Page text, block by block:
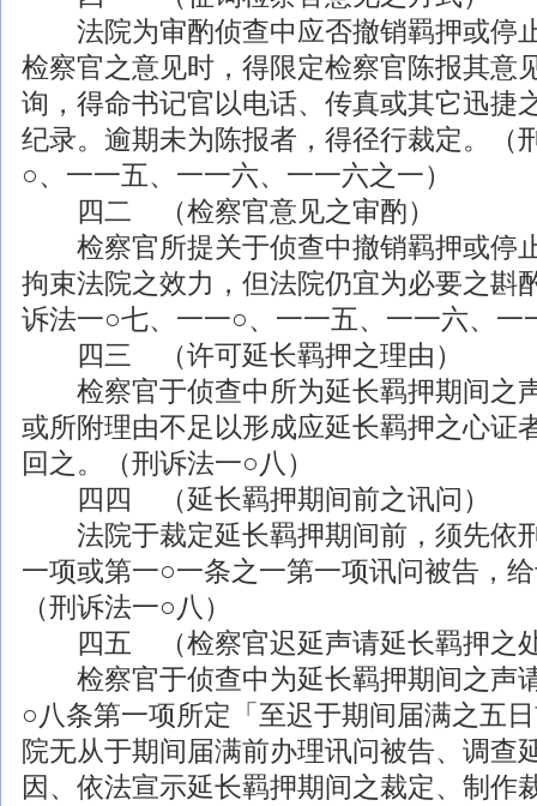
法院为审酌侦查中应否撤销羁押或停
检察官之意见时，得限定检察官陈报其意
询，得命书记官以电话、传真或其它迅捷
纪录。逾期未为陈报者，得径行裁定。（
○、一一五、一一六、一一六之一）
四二 （检察官意见之审酌）
检察官所提关于侦查中撤销羁押或停
拘束法院之效力，但法院仍宜为必要之斟
诉法一○七、一一○、一一五、一一六、一
四三 （许可延长羁押之理由）
检察官于侦查中所为延长羁押期间之
或所附理由不足以形成应延长羁押之心证
回之。（刑诉法一○八）
四四 （延长羁押期间前之讯问）
法院于裁定延长羁押期间前，须先依
一项或第一○一条之一第一项讯问被告，
（刑诉法一○八）
四五 （检察官迟延声请延长羁押之
检察官于侦查中为延长羁押期间之声
○八条第一项所定「至迟于期间届满之五
院无从于期间届满前办理讯问被告、调查
因、依法宣示延长羁押期间之裁定、制作